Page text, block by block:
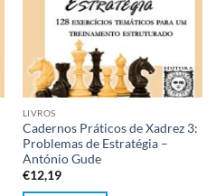
LIVROS
Cadernos Práticos de Xadrez 3:
Problemas de Estratégia –
António Gude
€12,19